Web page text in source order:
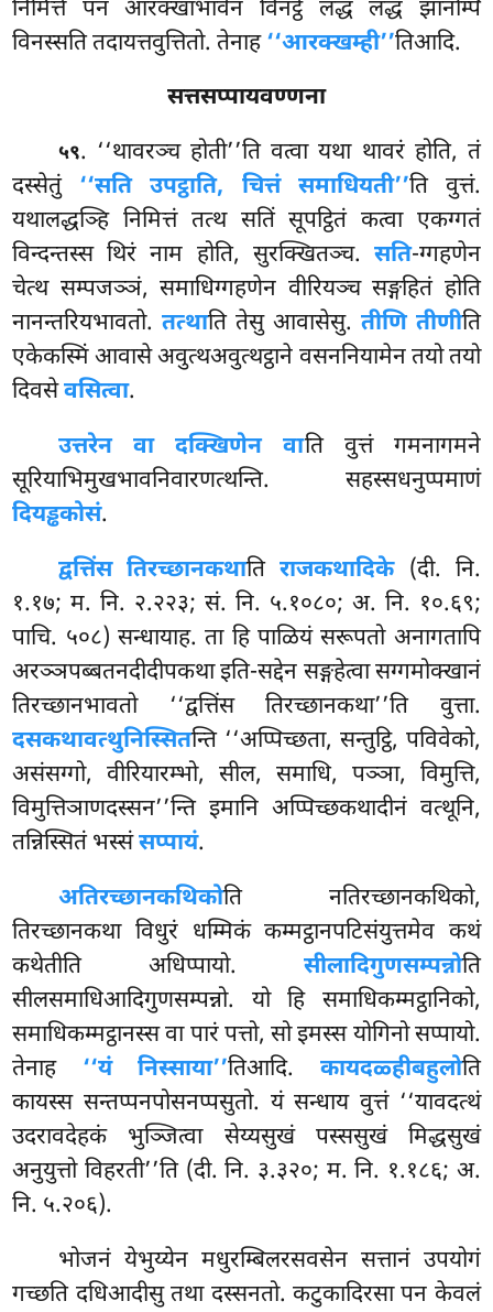
निमित्ते पन आरक्खाभावेन विनट्ठे लद्धं लद्धं झानम्पि
विनस्सति तदायत्तवुत्तितो. तेनाह‘‘आरक्खम्ही’’तिआदि.
सत्तसप्पायवण्णना
५९. ‘‘थावरञ्च होती’’ति वत्वा यथा थावरं होति, तं
दस्सेतुं ‘‘सति उपट्ठाति, चित्तं समाधियती’’ति वुत्तं.
यथालद्धञ्हि निमित्तं तत्थ सतिं सूपट्ठितं कत्वा एकग्गतं
विन्दन्तस्सथिरं नाम होति, सुरक्खितञ्च. सति-ग्गहणेन
चेत्थ सम्पजञ्ञं, समाधिग्गहणेन वीरियञ्च सङ्गहितं होति
नानन्तरियभावतो.तत्थाति तेसु आवासेसु. तीणि तीणीति
एकेकस्मिं आवासे अवुत्थअवुत्थट्ठाने वसननियामेन तयो तयो
दिवसेवसित्वा.
उत्तरेन वा दक्खिणेन वाति वुत्तं गमनागमने
सूरियाभिमुखभावनिवारणत्थन्ति. सहस्सधनुप्पमाणं
दियड्ढकोसं.
द्वत्तिंस तिरच्छानकथातिराजकथादिके(दी. नि.
१.१७; म. नि. २.२२३; सं. नि. ५.१०८०; अ. नि. १०.६९;
पाचि. ५०८) सन्धायाह. ता हि पाळियं सरूपतो अनागतापि
अरञ्ञपब्बतनदीदीपकथा इति-सद्देन सङ्गहेत्वा सग्गमोक्खानं
तिरच्छानभावतो ‘‘द्वत्तिंस तिरच्छानकथा’’ति वुत्ता.
दसकथावत्थुनिस्सितन्ति ‘‘अप्पिच्छता, सन्तुट्ठि, पविवेको,
असंसग्गो, वीरियारम्भो, सील, समाधि, पञ्ञा, विमुत्ति,
विमुत्तिञाणदस्सन’’न्ति इमानि अप्पिच्छकथादीनं वत्थूनि,
तन्निस्सितं भस्संसप्पायं.
अतिरच्छानकथिकोति नतिरच्छानकथिको,
तिरच्छानकथा विधुरं धम्मिकं कम्मट्ठानपटिसंयुत्तमेव कथं
कथेतीति अधिप्पायो. सीलादिगुणसम्पन्नोति
सीलसमाधिआदिगुणसम्पन्नो. यो हि समाधिकम्मट्ठानिको,
समाधिकम्मट्ठानस्स वा पारं पत्तो, सो इमस्स योगिनो सप्पायो.
तेनाह ‘‘यं निस्साया’’तिआदि. कायदळ्हीबहुलोति
कायस्स सन्तप्पनपोसनप्पसुतो. यं सन्धाय वुत्तं ‘‘यावदत्थं
उदरावदेहकं भुञ्जित्वा सेय्यसुखं पस्ससुखं मिद्धसुखं
अनुयुत्तो विहरती’’ति (दी. नि. ३.३२०; म. नि. १.१८६; अ.
नि. ५.२०६).
भोजनं येभुय्येन मधुरम्बिलरसवसेन सत्तानं उपयोगं
गच्छति दधिआदीसु तथा दस्सनतो. कटुकादिरसा पन केवलं